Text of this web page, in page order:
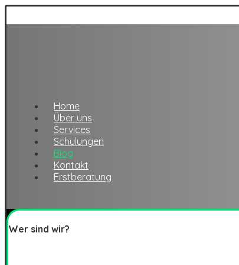
Home
Über uns
Services
Schulungen
Blog
Kontakt
Erstberatung
Wer sind wir?